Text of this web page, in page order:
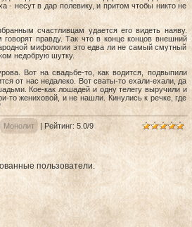
- несут в дар полевику, и притом чтобы никто не
счастливцам удается его видеть наяву.
правду. Так что в конце концов внешний
мифологии это едва ли не самый смутный
недобрую шутку.
Вот на свадьбе-то, как водится, подвыпили
от нас недалеко. Boт сваты-то ехали-ехали, да
Кое-как лошадей и одну телегу выручили и
жениховой, и не нашли. Кинулись к речке, где
Монолит | Рейтинг: 5.0/9
пользователи.